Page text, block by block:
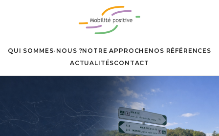
QUI SOMMES-NOUS ?NOTRE APPROCHENOS RÉFÉRENCES
ACTUALITÉSCONTACT